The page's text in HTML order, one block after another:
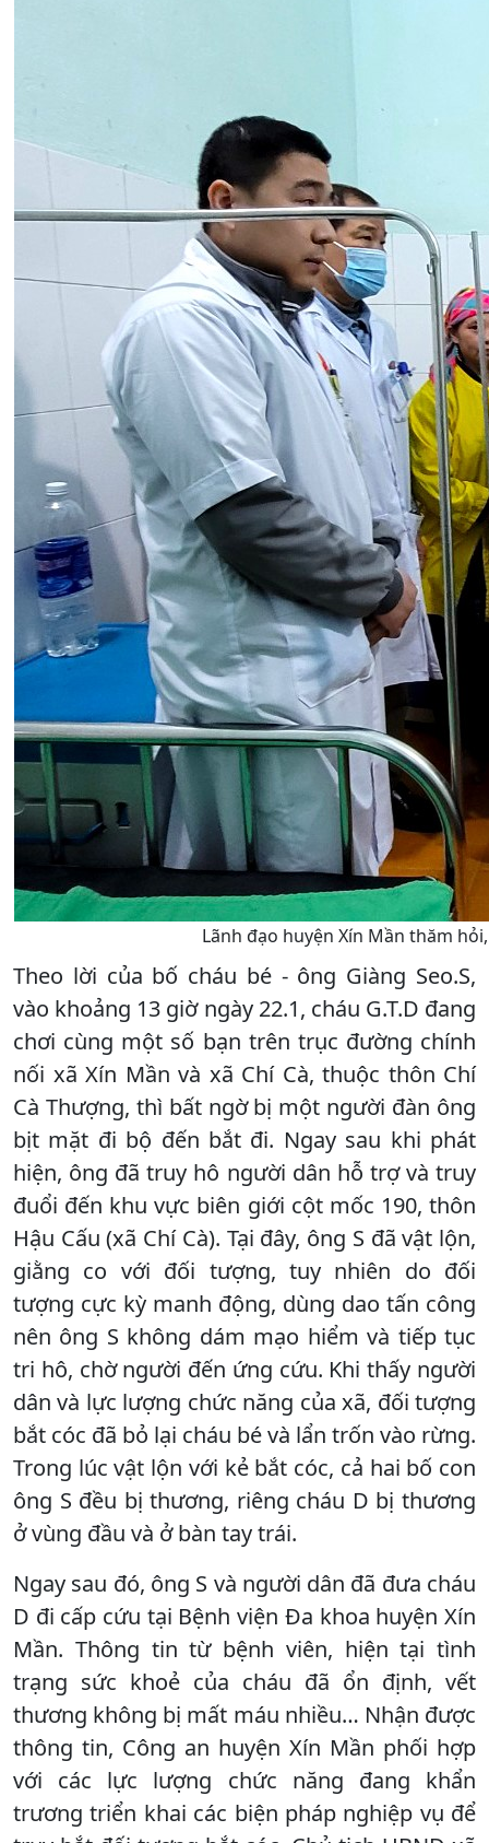
Lãnh đạo huyện Xín Mần thăm
Theo lời của bố cháu bé - ông Giàng Seo.S,
vào khoảng 13 giờ ngày 22.1, cháu G.T.D đang
chơi cùng một số bạn trên trục đường chính
nối xã Xín Mần và xã Chí Cà, thuộc thôn Chí
Cà Thượng, thì bất ngờ bị một người đàn ông
bịt mặt đi bộ đến bắt đi. Ngay sau khi phát
hiện, ông đã truy hô người dân hỗ trợ và truy
đuổi đến khu vực biên giới cột mốc 190, thôn
Hậu Cấu (xã Chí Cà). Tại đây, ông S đã vật lộn,
giằng co với đối tượng, tuy nhiên do đối
tượng cực kỳ manh động, dùng dao tấn công
nên ông S không dám mạo hiểm và tiếp tục
tri hô, chờ người đến ứng cứu. Khi thấy người
dân và lực lượng chức năng của xã, đối tượng
bắt cóc đã bỏ lại cháu bé và lẩn trốn vào rừng.
Trong lúc vật lộn với kẻ bắt cóc, cả hai bố con
ông S đều bị thương, riêng cháu D bị thương
ở vùng đầu và ở bàn tay trái.
Ngay sau đó, ông S và người dân đã đưa cháu
D đi cấp cứu tại Bệnh viện Đa khoa huyện Xín
Mần. Thông tin từ bệnh viên, hiện tại tình
trạng sức khoẻ của cháu đã ổn định, vết
thương không bị mất máu nhiều… Nhận được
thông tin, Công an huyện Xín Mần phối hợp
với các lực lượng chức năng đang khẩn
trương triển khai các biện pháp nghiệp vụ để